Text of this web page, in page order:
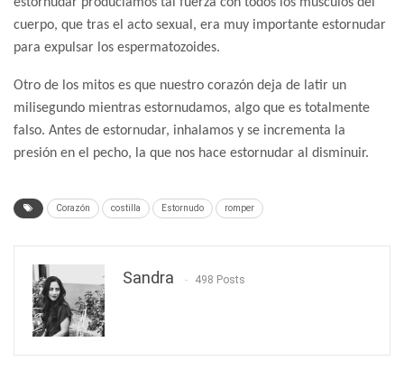
estornudar producíamos tal fuerza con todos los músculos del
cuerpo, que tras el acto sexual, era muy importante estornudar
para expulsar los espermatozoides.
Otro de los mitos es que nuestro corazón deja de latir un
milisegundo mientras estornudamos, algo que es totalmente
falso. Antes de estornudar, inhalamos y se incrementa la
presión en el pecho, la que nos hace estornudar al disminuir.
Corazón costilla Estornudo romper
Sandra 498 Posts